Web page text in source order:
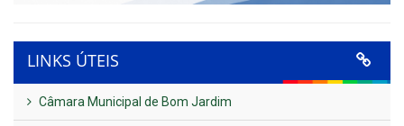
LINKS ÚTEIS
Câmara Municipal de Bom Jardim